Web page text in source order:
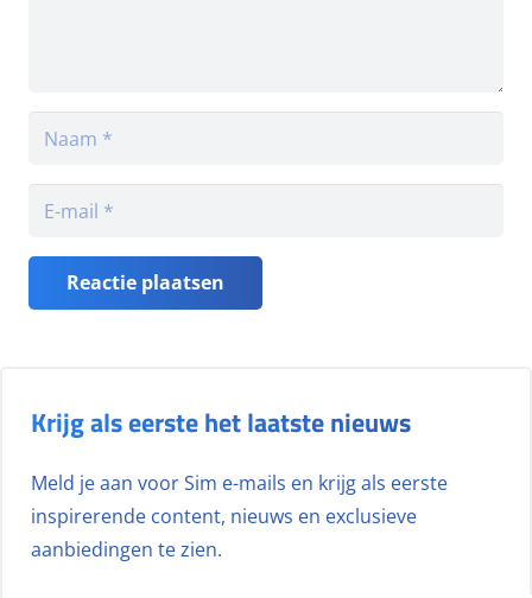
Reactie plaatsen
Krijg als eerste het laatste nieuws
Meld je aan voor Sim e-mails en krijg als eerste
inspirerende content, nieuws en exclusieve
aanbiedingen te zien.